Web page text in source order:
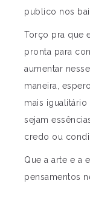
publico nos
Torço pra que
pronta para
aumentar
maneira,
mais
sejam
credo ou
Que a arte e a
pensamentos